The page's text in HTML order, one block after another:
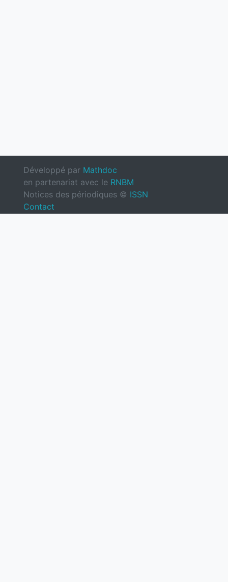
Développé par Mathdoc
en partenariat avec le RNBM
Notices des périodiques © ISSN
Contact